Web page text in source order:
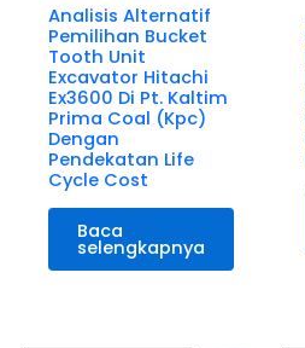
Analisis Alternatif
Pemilihan Bucket
Tooth Unit
Excavator Hitachi
Ex3600 Di Pt. Kaltim
Prima Coal (Kpc)
Dengan
Pendekatan Life
Cycle Cost
Baca
selengkapnya